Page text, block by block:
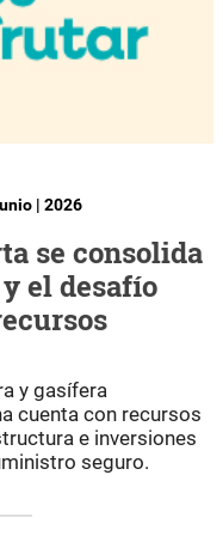
| 2026
se consolida
el desafío
y gasífera
cuenta con recursos
e inversiones
seguro.